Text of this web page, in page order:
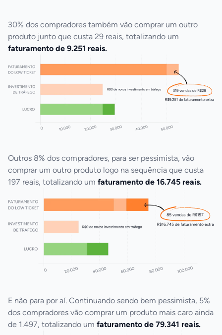
30% dos compradores também vão comprar um outro
faturamento de 9.251 reais.
Outros 8% dos compradores, para ser pessimista, vão
comprar um outro produto logo na sequência que custa
197 reais, totalizando um faturamento de 16.745 reais.
E não para por aí. Continuando sendo bem pessimista, 5%
dos compradores vão comprar um produto mais caro ainda
de 1.497, totalizando um faturamento de 79.341 reais.